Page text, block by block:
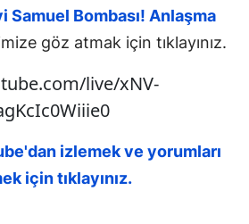
Samuel Bombası! Anlaşma
göz atmak için tıklayınız.
live/xNV-
izlemek ve yorumları
için tıklayınız.